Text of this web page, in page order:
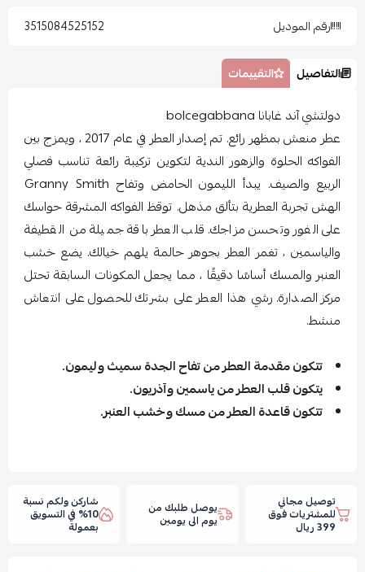
رقم الموديل 3515084525152
التفاصيل التقييمات
دولتشي آند غابانا bolcegabbana
عطر منعش بمظهر رائع. تم إصدار العطر في عام 2017 ، ويمزج بين
الفواكه الحلوة والزهور الندية لتكوين تركيبة رائعة تناسب فصلي
الربيع والصيف. يبدأ الليمون الحامض وتفاح Granny Smith
الهش تجربة العطرية بتألق مذهل. توقظ الفواكه المشرقة حواسك
على الفور وتحسن مزاجك. قلب العطر باقة جميلة من القطيفة
والياسمين ، تغمر العطر بجوهر حالمة يلهم خيالك. يضع خشب
العنبر والمسك أساسًا دقيقًا ، مما يجعل المكونات السابقة تحتل
مركز الصدارة. رشي هذا العطر على بشرتك للحصول على انتعاش
منشط.
تتكون مقدمة العطر من تفاح الجدة سميث وليمون.
يتكون قلب العطر من ياسمين وآذريون.
تتكون قاعدة العطر من مسك وخشب العنبر.
توصيل مجاني
للمشتريات فوق
399 ريال
يوصل طلبك من
يوم الى يومين
شاركن ولكم نسبة
10% في التسويق
بعمولة